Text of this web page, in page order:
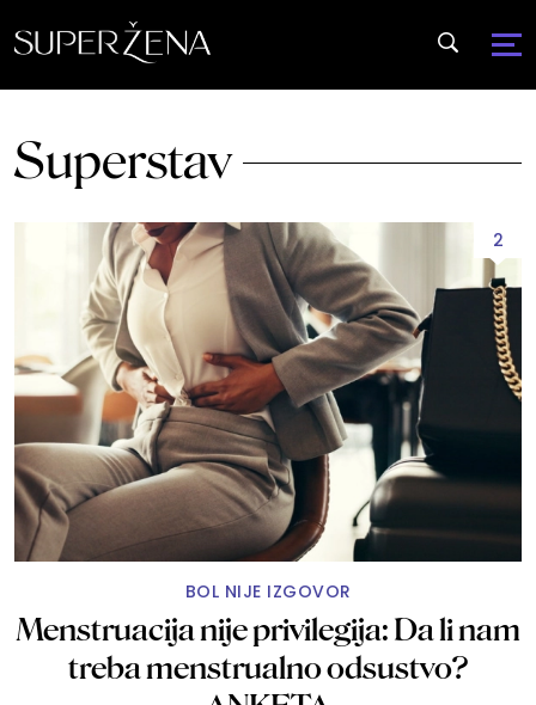
Superstav
2
BOL NIJE IZGOVOR
Menstruacija nije privilegija: Da li nam
treba menstrualno odsustvo?